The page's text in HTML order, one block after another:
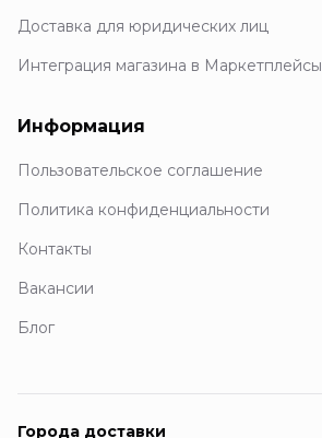
Доставка для юридических лиц
Интеграция магазина в Маркетплейсы
Информация
Пользовательское соглашение
Политика конфиденциальности
Контакты
Вакансии
Блог
Города доставки